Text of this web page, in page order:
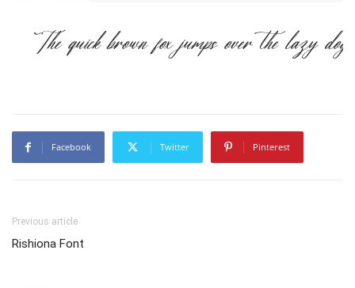
The quick brown fox jumps over the lazy dog
Facebook Twitter Pinterest
Previous article
Rishiona Font